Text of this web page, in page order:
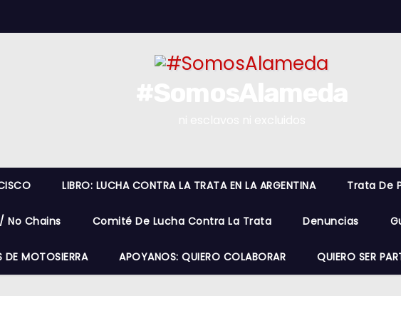
LIBRO: LUCHA CONTRA LA TRATA EN LA ARGENTINA Trata De
No Chains Comité De Lucha Contra La Trata Denuncias
MOTOSIERRA APOYANOS: QUIERO COLABORAR QUIERO SER